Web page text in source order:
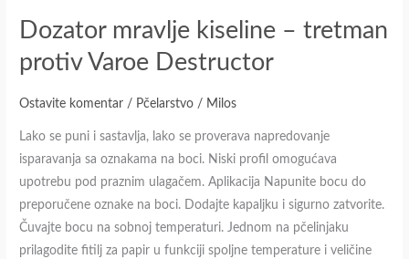
Dozator mravlje kiseline – tretman
protiv Varoe Destructor
Ostavite komentar / Pčelarstvo / Milos
Lako se puni i sastavlja, lako se proverava napredovanje
isparavanja sa oznakama na boci. Niski profil omogućava
upotrebu pod praznim ulagačem. Aplikacija Napunite bocu do
preporučene oznake na boci. Dodajte kapaljku i sigurno zatvorite.
Čuvajte bocu na sobnoj temperaturi. Jednom na pčelinjaku
prilagodite fitilj za papir u funkciji spoljne temperature i veličine
Dozator
kiseline
protiv
Varoe
Destructor